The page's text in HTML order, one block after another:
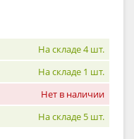
На складе 4 шт.
На складе 1 шт.
Нет в наличии
На складе 5 шт.